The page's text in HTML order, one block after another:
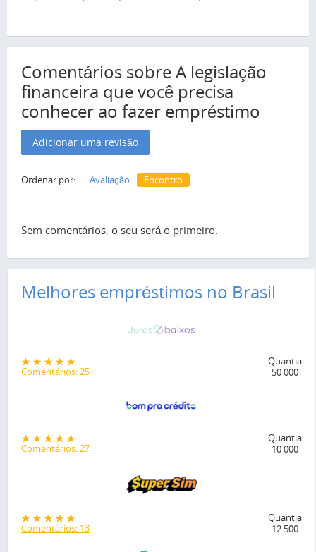
Comentários sobre A legislação
financeira que você precisa
conhecer ao fazer empréstimo
Adicionar uma revisão
Ordenar por: Avaliação Encontro
Sem comentários, o seu será o primeiro.
Melhores empréstimos no Brasil
Comentários: 25
Quantia
50 000
Comentários: 27
Quantia
10 000
Comentários: 13
Quantia
12 500